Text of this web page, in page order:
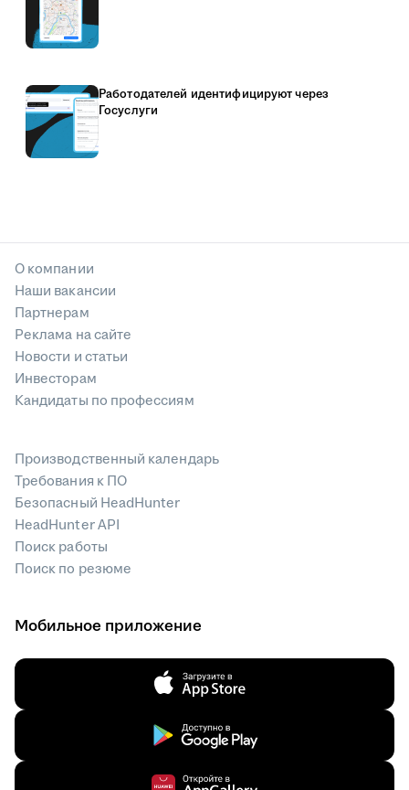
Работодателей идентифицируют через
Госуслуги
О компании
Наши вакансии
Партнерам
Реклама на сайте
Новости и статьи
Инвесторам
Кандидаты по профессиям
Производственный календарь
Требования к ПО
Безопасный HeadHunter
HeadHunter API
Поиск работы
Поиск по резюме
Мобильное приложение